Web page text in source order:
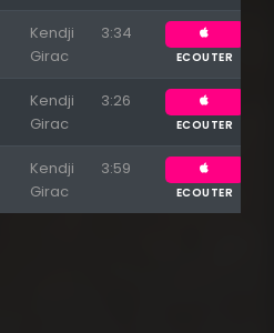
Kendji
Girac
3:34
ECOUTER
Kendji
Girac
3:26
ECOUTER
Kendji
Girac
3:59
ECOUTER